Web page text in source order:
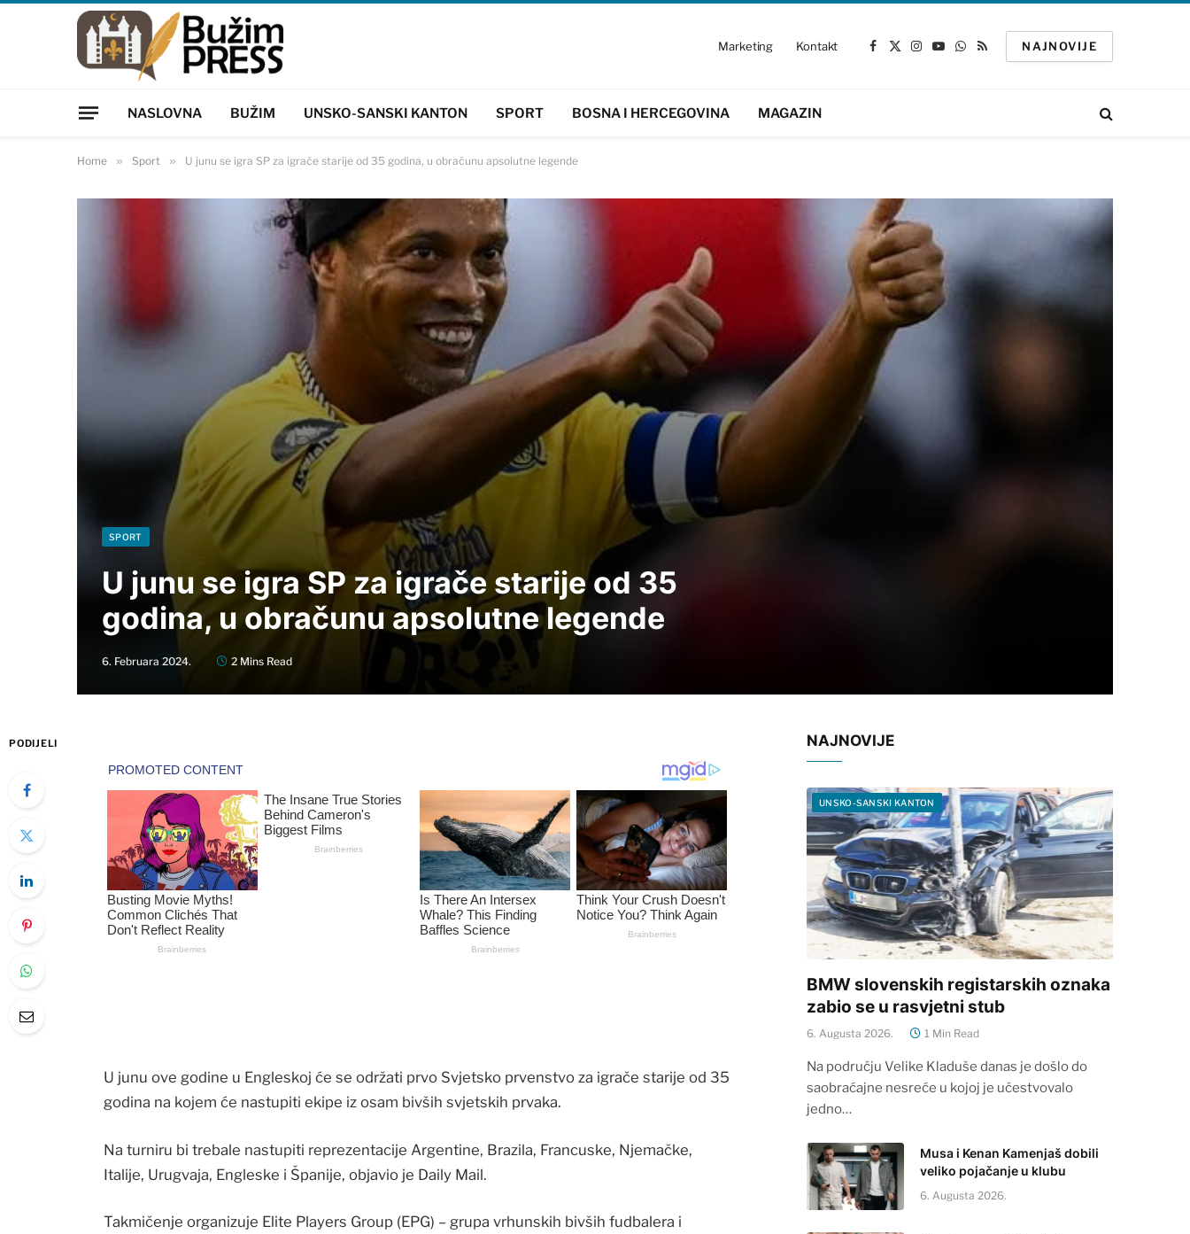
Marketing Kontakt
Facebook
X
Instagram
YouTube
WhatsApp
RSS
NAJNOVIJE
NASLOVNA BUŽIM UNSKO-SANSKI KANTON SPORT BOSNA I HERCEGOVINA MAGAZIN
Home » Sport » U junu se igra SP za igrače starije od 35 godina, u obračunu apsolutne legende
SPORT
U junu se igra SP za igrače starije od 35
godina, u obračunu apsolutne legende
6. Februara 2024. 2 Mins Read
PODIJELI
U junu ove godine u Engleskoj će se održati prvo Svjetsko prvenstvo za igrače starije od 35
godina na kojem će nastupiti ekipe iz osam bivših svjetskih prvaka.
Na turniru bi trebale nastupiti reprezentacije Argentine, Brazila, Francuske, Njemačke,
Italije, Urugvaja, Engleske i Španije, objavio je Daily Mail.
Takmičenje organizuje Elite Players Group (EPG) – grupa vrhunskih bivših fudbalera i
NAJNOVIJE
UNSKO-SANSKI KANTON
BMW slovenskih registarskih oznaka
zabio se u rasvjetni stub
6. Augusta 2026. 1 Min Read
Na području Velike Kladuše danas je došlo do
saobraćajne nesreće u kojoj je učestvovalo
jedno…
Musa i Kenan Kamenjaš dobili
veliko pojačanje u klubu
6. Augusta 2026.